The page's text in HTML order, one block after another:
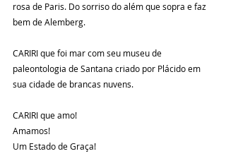
rosa de Paris. Do sorriso do além que sopra e faz
bem de Alemberg.
CARIRI que foi mar com seu museu de
paleontologia de Santana criado por Plácido em
sua cidade de brancas nuvens.
CARIRI que amo!
Amamos!
Um Estado de Graça!